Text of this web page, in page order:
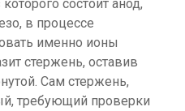
состоит анод,
в процессе
именно ионы
стержень, оставив
Сам стержень,
требующий проверки